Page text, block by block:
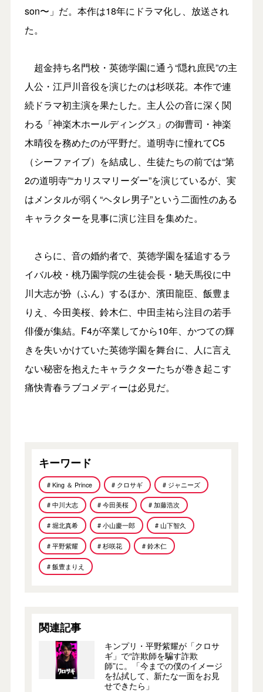
son〜」だ。本作は18年にドラマ化し、放送され
た。
超金持ち名門校・英徳学園に通う“隠れ庶民”の主
人公・江戸川音役を演じたのは杉咲花。本作で連
続ドラマ初主演を果たした。主人公の音に深く関
わる「神楽木ホールディングス」の御曹司・神楽
木晴役を務めたのが平野だ。道明寺に憧れてC5
（シーファイブ）を結成し、生徒たちの前では“第
2の道明寺”“カリスマリーダー”を演じているが、実
はメンタルが弱く“ヘタレ男子”という二面性のある
キャラクターを見事に演じ注目を集めた。
さらに、音の婚約者で、英徳学園を猛追するラ
イバル校・桃乃園学院の生徒会長・馳天馬役に中
川大志が扮（ふん）するほか、濱田龍臣、飯豊ま
りえ、今田美桜、鈴木仁、中田圭祐ら注目の若手
俳優が集結。F4が卒業してから10年、かつての輝
きを失いかけていた英徳学園を舞台に、人に言え
ない秘密を抱えたキャラクターたちが巻き起こす
痛快青春ラブコメディーは必見だ。
キーワード
# King ＆ Prince # クロサギ # ジャニーズ
# 中川大志 # 今田美桜 # 加藤浩次
# 堀北真希 # 小山慶一郎 # 山下智久
# 平野紫耀 # 杉咲花 # 鈴木仁
# 飯豊まりえ
関連記事
キンプリ・平野紫耀が「クロサ
ギ」で“詐欺師を騙す詐欺
師”に。「今までの僕のイメージ
を払拭して、新たな一面をお見
せできたら」